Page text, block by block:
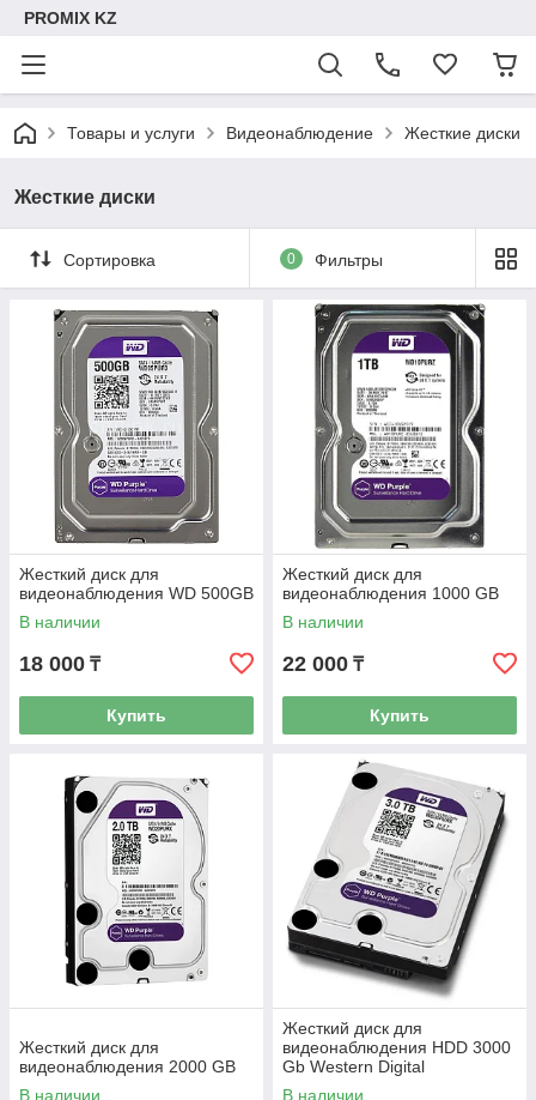
PROMIX KZ
Товары и услуги Видеонаблюдение Жесткие диски
Жесткие диски
Сортировка 0 Фильтры
Жесткий диск для
видеонаблюдения WD 500GB
В наличии
18 000 ₸
Купить
Жесткий диск для
видеонаблюдения 1000 GB
В наличии
22 000 ₸
Купить
Жесткий диск для
видеонаблюдения 2000 GB
В наличии
Жесткий диск для
видеонаблюдения HDD 3000
Gb Western Digital
(WD30PURZ), 3.5", 64Mb,
В наличии